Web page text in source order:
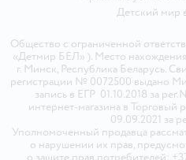
Детский мир
Общество с ограниченной
«Детмир БЕЛ» ). Место
г. Минск, Республика Беларусь.
регистрации № 0072500 выдано
запись в ЕГР 01.10.2018 за
интернет-магазина в Торговый
09.09.2021 за
Уполномоченный продавца
о нарушении их прав,